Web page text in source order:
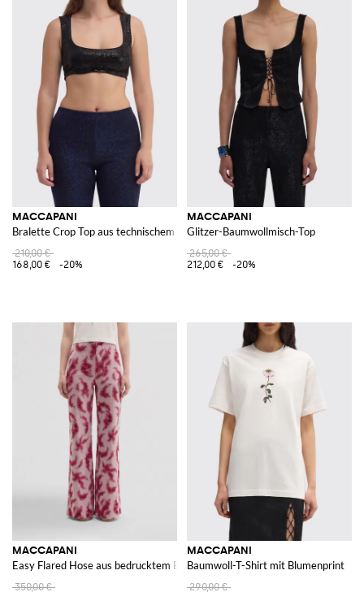
MACCAPANI
Bralette Crop Top aus technischem Stoff und Pailletten
210,00 €
168,00 €
-20%
MACCAPANI
Glitzer-Baumwollmisch-Top
265,00 €
212,00 €
-20%
MACCAPANI
Easy Flared Hose aus bedrucktem Bio-Baumwollmischgewebe
350,00 €
MACCAPANI
Baumwoll-T-Shirt mit Blumenprint
290,00 €